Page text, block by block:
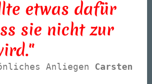
etwas dafür
sie nicht zur
Anliegen Carsten